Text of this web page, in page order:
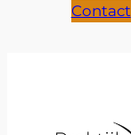
Contact